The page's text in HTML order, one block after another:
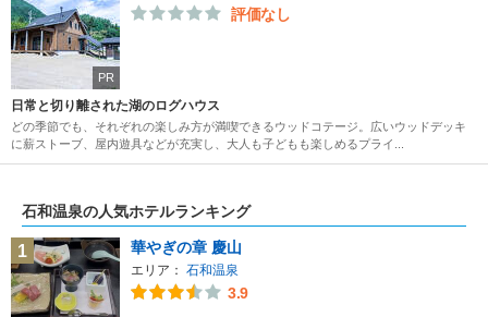
PR
評価なし
日常と切り離された湖のログハウス
どの季節でも、それぞれの楽しみ方が満喫できるウッドコテージ。広いウッドデッキ
に薪ストーブ、屋内遊具などが充実し、大人も子どもも楽しめるプライ...
石和温泉の人気ホテルランキング
1 華やぎの章 慶山
エリア： 石和温泉
3.9